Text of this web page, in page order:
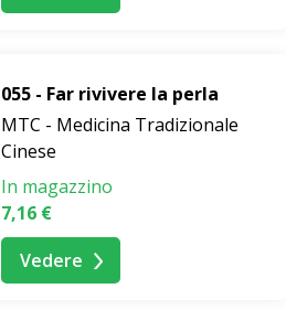
055 - Far rivivere la perla
MTC - Medicina Tradizionale
Cinese
In magazzino
7,16 €
Vedere